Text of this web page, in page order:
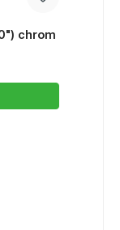
chrom